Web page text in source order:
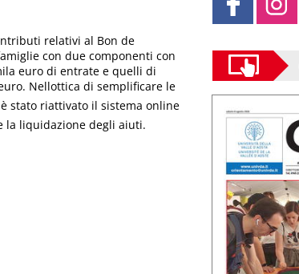
relativi al Bon de
con due componenti con
euro di entrate e quelli di
Nellottica di semplificare le
stato riattivato il sistema online
la liquidazione degli aiuti.